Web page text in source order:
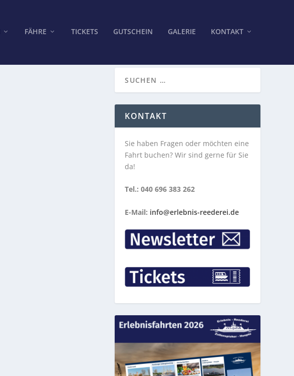
FÄHRE TICKETS GUTSCHEIN GALERIE KONTAKT
KONTAKT
Sie haben Fragen oder möchten eine
Fahrt buchen? Wir sind gerne für Sie
da!
Tel.: 040 696 383 262
E-Mail: info@erlebnis-reederei.de